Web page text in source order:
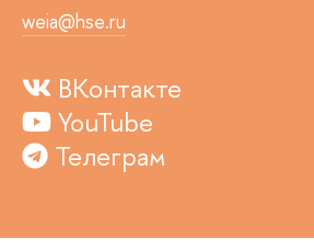
weia@hse.ru
ВКонтакте
YouTube
Телеграм